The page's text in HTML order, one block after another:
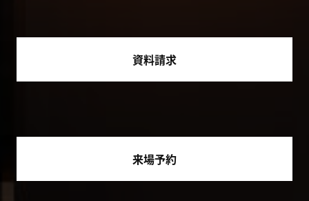
資料請求
来場予約